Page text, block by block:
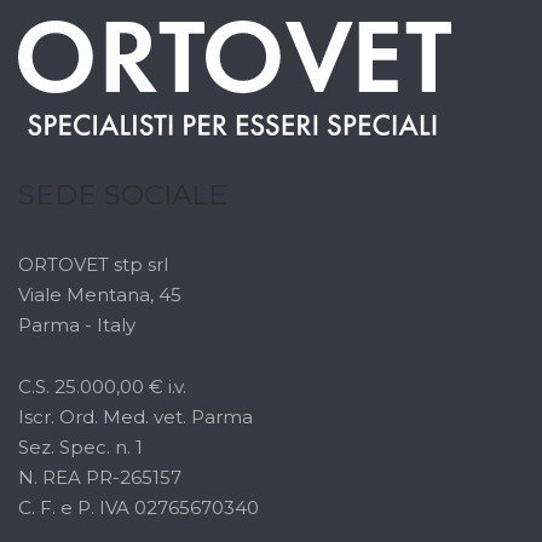
ORTOVET stp srl
Viale Mentana, 45
Parma - Italy
C.S. 25.000,00 € i.v.
Iscr. Ord. Med. vet. Parma
Sez. Spec. n. 1
N. REA PR-265157
C. F. e P. IVA 02765670340